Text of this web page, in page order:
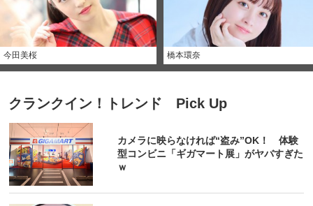
今田美桜 橋本環奈
クランクイン！トレンド Pick Up
カメラに映らなければ“盗み”OK！ 体験
型コンビニ「ギガマート展」がヤバすぎた
ｗ